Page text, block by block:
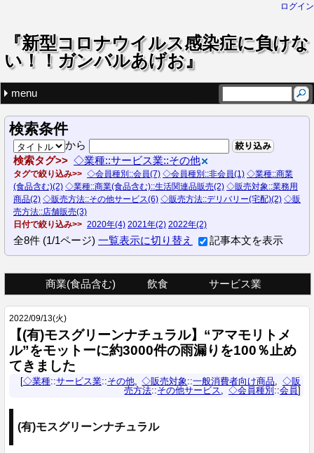
ログイン
『新型コロナウイルス感染症に負けな
い！！ガンバルあげお』
menu
ドロップダウンメニュー
商業(食品含む)
生活関連品販売
花・園芸
雑貨
食品販売
飲食和食・寿司
カフェ
イタリアン
フレンチ
中華
仕出し弁当・料理・オードブル
多国籍料理・カレーetc.
韓国料理・焼肉
居酒屋
サービス業
理美容・健康
ケータリングサービス
ハウスクリーニング
介護・福祉施設
その他
最近の記事
【石川煎餅店】店舗販売のほか、インターネット通販、「
七色あけぼの堂（東京七味唐辛子）
【(有)モスグリーンナチュラル】“アマモリトメル”をモッ
【志高理学整復院】脳卒中や脊髄損傷後遺症といったリハ
【ブレゼアイダ】価格改定に関するご案内です
タグでさがす
◇業種 (58)
商業(食品含む) (20)
生活関連品販売 (11)
花・園芸 (2)
雑貨 (6)
食品販売 (9)
飲食 (23)
和食・寿司 (6)
カフェ (1)
イタリアン (6)
フレンチ (2)
中華 (1)
仕出し弁当・料理・オードブル (5)
韓国料理・焼肉 (2)
サービス業 (15)
理美容・健康 (3)
ケータリングサービス (3)
ハウスクリーニング (1)
その他 (8)
◇販売対象 (55)
一般消費者向け商品 (51)
業務用商品 (4)
◇販売方法 (94)
店舗販売 (34)
テイクアウト (20)
要予約 (3)
デリバリー(宅配) (18)
インターネット通販 (9)
その他サービス (9)
卸売 (1)
◇会員種別 (47)
会員 (43)
非会員 (4)
(none) (2)
検索条件
から 絞り込み
検索タグ ◇業種::サービス業::その他
タグで絞り込み ◇会員種別::会員(7) ◇会員種別::非会員(1) ◇業種::商業
(食品含む)(2) ◇業種::商業(食品含む)::生活関連品販売(2) ◇販売対象::業務用
商品(2) ◇販売方法::その他サービス(6) ◇販売方法::デリバリー(宅配)(2) ◇販
売方法::店舗販売(3)
日付で絞り込み
2020年(4) 2021年(2) 2022年(2)
全8件 (1/1ページ) 一覧表示に切り替え 記事本文を表示
商業(食品含む)
飲食
サービス業
2022/09/13(火)
【(有)モスグリーンナチュラル】“アマモリトメ
ル”をモットーに約3000件の雨漏りを100％止め
てきました
◇業種::サービス業::その他 ◇販売対象 ::一般消費者向け商品
◇販
売方法::その他サービス ◇会員種別::会員
(有)モスグリーンナチュラル